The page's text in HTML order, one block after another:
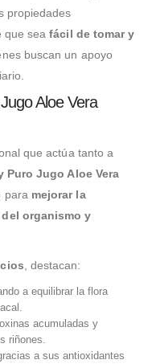
propiedades
que seafácil de tomar y
buscan un apoyo
Aloe Vera
que actúa tanto a
Puro Jugo Aloe Vera
para mejorar la
organismo y
, destacan:
a equilibrar la flora
acumuladas y
riñones.
a sus antioxidantes